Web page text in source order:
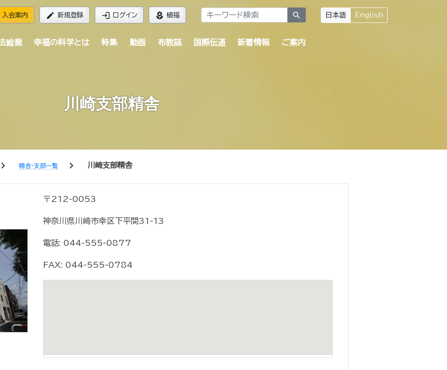
入会案内 edit 新規登録 login ログイン local_florist 植福 search 日本語 English
総裁 幸福の科学とは 特集 動画 布教誌 国際伝道 新着情報 ご案内
川崎支部精舎
精舎・支部一覧 chevron_right 川崎支部精舎
〒212-0053
神奈川県川崎市幸区下平間31-13
電話: 044-555-0877
FAX: 044-555-0784